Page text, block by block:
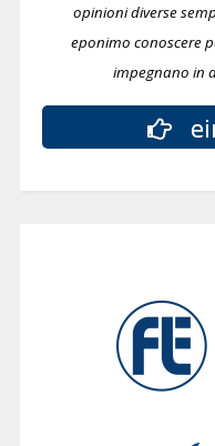
opinioni diverse
eponimo conoscere
impegnano in